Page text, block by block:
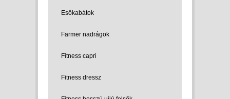
Esőkabátok
Farmer nadrágok
Fitness capri
Fitness dressz